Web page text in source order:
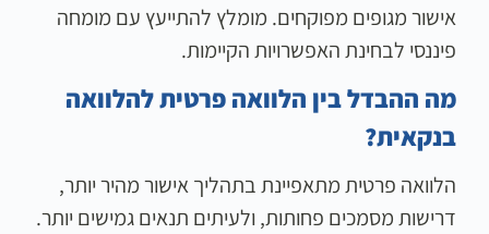
אישור מגופים מפוקחים. מומלץ להתייעץ עם מומחה
פיננסי לבחינת האפשרויות הקיימות.
מה ההבדל בין הלוואה פרטית להלוואה
בנקאית?
הלוואה פרטית מתאפיינת בתהליך אישור מהיר יותר,
דרישות מסמכים פחותות, ולעיתים תנאים גמישים יותר.